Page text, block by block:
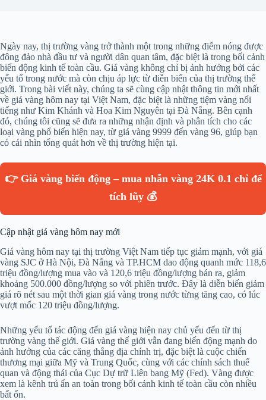
Ngày nay, thị trường vàng trở thành một trong những điểm nóng được
đông đảo nhà đầu tư và người dân quan tâm, đặc biệt là trong bối cảnh
biến động kinh tế toàn cầu. Giá vàng không chỉ bị ảnh hưởng bởi các
yếu tố trong nước mà còn chịu áp lực từ diễn biến của thị trường thế
giới. Trong bài viết này, chúng ta sẽ cùng cập nhật thông tin mới nhất
về giá vàng hôm nay tại Việt Nam, đặc biệt là những tiệm vàng nổi
tiếng như Kim Khánh và Hoa Kim Nguyên tại Đà Nẵng. Bên cạnh
đó, chúng tôi cũng sẽ đưa ra những nhận định và phân tích cho các
loại vàng phổ biến hiện nay, từ giá vàng 9999 đến vàng 96, giúp bạn
có cái nhìn tổng quát hơn về thị trường hiện tại.
👉 Giá vàng biến động – mua nhẫn vàng 24K 0.1 chỉ để
tích lũy 💰
Cập nhật giá vàng hôm nay mới
Giá vàng hôm nay tại thị trường Việt Nam tiếp tục giảm mạnh, với giá
vàng SJC ở Hà Nội, Đà Nẵng và TP.HCM dao động quanh mức 118,6
triệu đồng/lượng mua vào và 120,6 triệu đồng/lượng bán ra, giảm
khoảng 500.000 đồng/lượng so với phiên trước. Đây là diễn biến giảm
giá rõ nét sau một thời gian giá vàng trong nước từng tăng cao, có lúc
vượt mốc 120 triệu đồng/lượng.
Những yếu tố tác động đến giá vàng hiện nay chủ yếu đến từ thị
trường vàng thế giới. Giá vàng thế giới vẫn đang biến động mạnh do
ảnh hưởng của các căng thẳng địa chính trị, đặc biệt là cuộc chiến
thương mại giữa Mỹ và Trung Quốc, cùng với các chính sách thuế
quan và động thái của Cục Dự trữ Liên bang Mỹ (Fed). Vàng được
xem là kênh trú ẩn an toàn trong bối cảnh kinh tế toàn cầu còn nhiều
bất ổn.